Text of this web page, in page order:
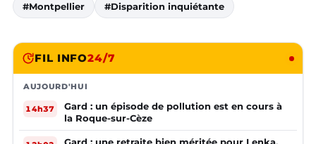
#Montpellier #Disparition inquiétante
FIL INFO24/7
AUJOURD'HUI
14h37
Gard : un épisode de pollution est en cours à
la Roque-sur-Cèze